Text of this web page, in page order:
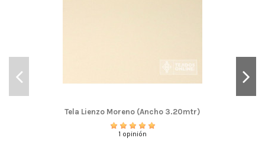
Tela Lienzo Moreno (Ancho 3.20mtr)
1 opinión